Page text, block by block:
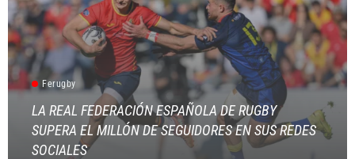
Ferugby
LA REAL FEDERACIÓN ESPAÑOLA DE RUGBY
SUPERA EL MILLÓN DE SEGUIDORES EN SUS REDES
SOCIALES